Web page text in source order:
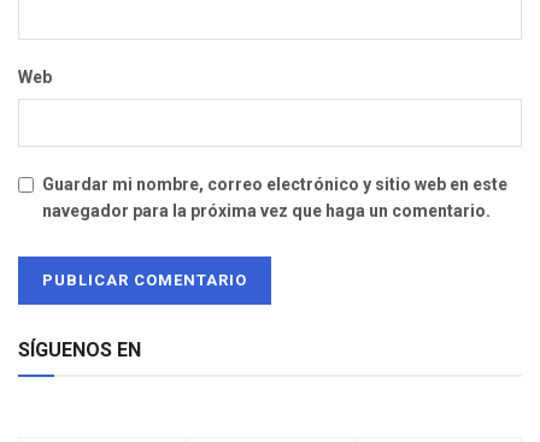
Web
Guardar mi nombre, correo electrónico y sitio web en este
navegador para la próxima vez que haga un comentario.
SÍGUENOS EN